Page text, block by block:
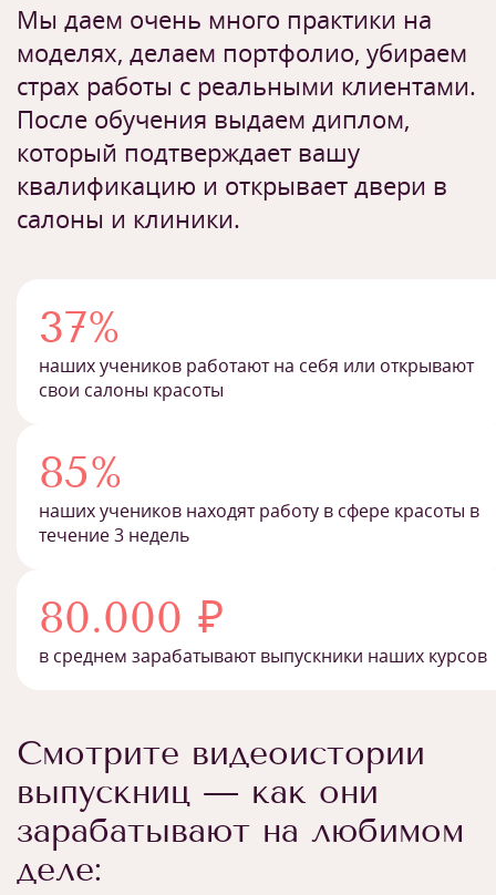
Мы даем очень много практики на
моделях, делаем портфолио, убираем
страх работы с реальными клиентами.
После обучения выдаем диплом,
который подтверждает вашу
квалификацию и открывает двери в
салоны и клиники.
37%
наших учеников работают на себя или открывают
свои салоны красоты
85%
наших учеников находят работу в сфере красоты в
течение 3 недель
80.000 ₽
в среднем зарабатывают выпускники наших курсов
Смотрите видеоистории
выпускниц — как они
зарабатывают на любимом
деле: